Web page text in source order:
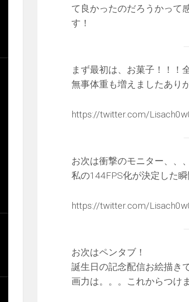
て良かったのだろうかって
す！
まず最初は、お菓子！！！
無事体重も増えましたあり
https://twitter.com/
お次は衝撃のモニター、、
私の144FPS化が決定した瞬
https://twitter.com/
お次はペンタブ！
誕生日の記念配信お絵描き
画力は。。。これからつけ